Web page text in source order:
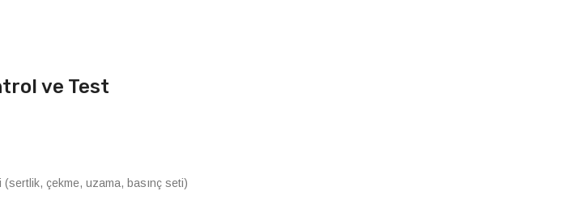
ve Test
(sertlik, çekme, uzama, basınç seti)